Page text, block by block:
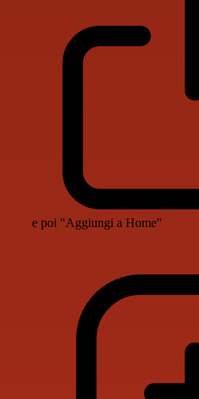
e poi "Aggiungi a Home"